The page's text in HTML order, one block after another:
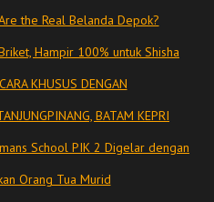
the Real Belanda Depok?
Hampir 100% untuk Shisha
KHUSUS DENGAN
BATAM KEPRI
School PIK 2 Digelar dengan
Orang Tua Murid